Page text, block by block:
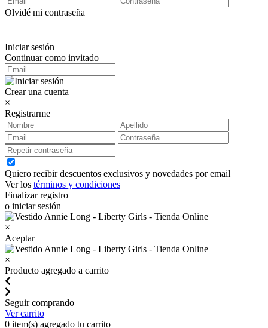
Olvidé mi contraseña
Iniciar sesión
Continuar como invitado
Crear una cuenta
×
Registrarme
Quiero recibir descuentos exclusivos y novedades por email
Ver los términos y condiciones
Finalizar registro
o iniciar sesión
×
Aceptar
×
Producto agregado a carrito
Seguir comprando
Ver carrito
0 item(s) agregado tu carrito